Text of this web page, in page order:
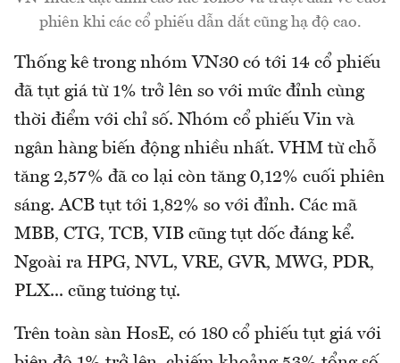
phiên khi các cổ phiếu dẫn dắt cũng hạ độ cao.
Thống kê trong nhóm VN30 có tới 14 cổ phiếu
đã tụt giá từ 1% trở lên so với mức đỉnh cùng
thời điểm với chỉ số. Nhóm cổ phiếu Vin và
ngân hàng biến động nhiều nhất. VHM từ chỗ
tăng 2,57% đã co lại còn tăng 0,12% cuối phiên
sáng. ACB tụt tới 1,82% so với đỉnh. Các mã
MBB, CTG, TCB, VIB cũng tụt dốc đáng kể.
Ngoài ra HPG, NVL, VRE, GVR, MWG, PDR,
PLX... cũng tương tự.
Trên toàn sàn HosE, có 180 cổ phiếu tụt giá với